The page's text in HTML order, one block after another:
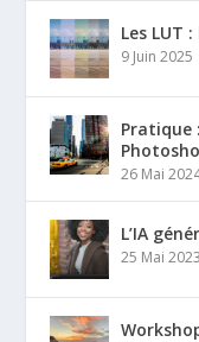
Les LUT
9 Juin 2025
Pratique
26 Mai
L’IA
25 Mai 2023